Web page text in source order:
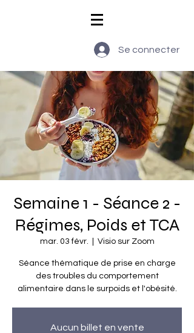
Se connecter
Semaine 1 - Séance 2 -
Régimes, Poids et TCA
mar. 03 févr. Visio sur Zoom
Séance thématique de prise en charge
des troubles du comportement
alimentaire dans le surpoids et l'obésité.
Aucun billet en vente